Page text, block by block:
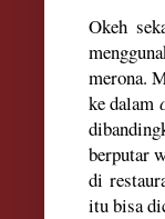
Okeh
merona.
ke dalam
berputar
di
itu bisa